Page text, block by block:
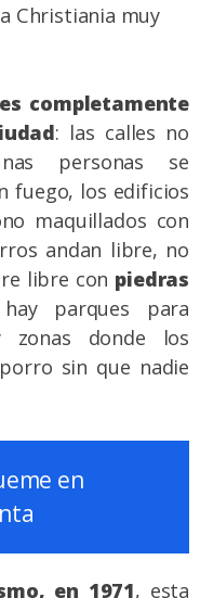
Christiania muy
es completamente
: las calles no
personas se
fuego, los edificios
maquillados con
andan libre, no
libre con piedras
parques para
donde los
sin que nadie
en
en 1971, esta